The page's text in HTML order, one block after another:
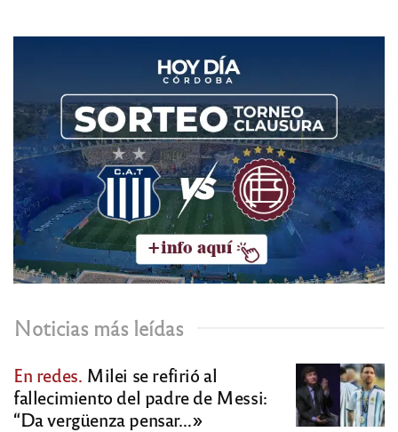
Noticias más leídas
En redes. Milei se refirió al
fallecimiento del padre de Messi:
“Da vergüenza pensar…»